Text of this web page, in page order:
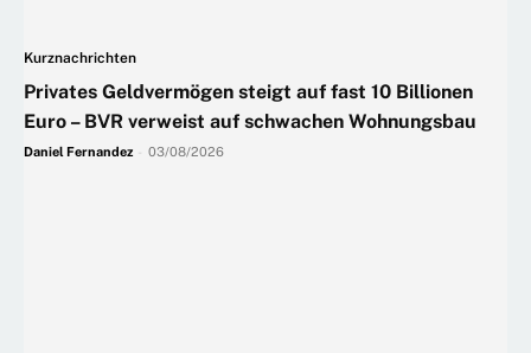
Kurznachrichten
Privates Geldvermögen steigt auf fast 10 Billionen
Euro – BVR verweist auf schwachen Wohnungsbau
Daniel Fernandez 03/08/2026